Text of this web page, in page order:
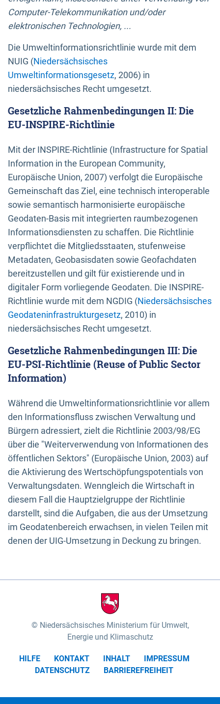
Computer-Telekommunikation und/oder
elektronischen Technologien, ...
Die Umweltinformationsrichtlinie wurde mit dem
NUIG (Niedersächsisches
Umweltinformationsgesetz, 2006) in
niedersächsisches Recht umgesetzt.
Gesetzliche Rahmenbedingungen II: Die
EU-INSPIRE-Richtlinie
Mit der INSPIRE-Richtlinie (Infrastructure for Spatial
Information in the European Community,
Europäische Union, 2007) verfolgt die Europäische
Gemeinschaft das Ziel, eine technisch interoperable
sowie semantisch harmonisierte europäische
Geodaten-Basis mit integrierten raumbezogenen
Informationsdiensten zu schaffen. Die Richtlinie
verpflichtet die Mitgliedsstaaten, stufenweise
Metadaten, Geobasisdaten sowie Geofachdaten
bereitzustellen und gilt für existierende und in
digitaler Form vorliegende Geodaten. Die INSPIRE-
Richtlinie wurde mit dem NGDIG (Niedersächsisches
Geodateninfrastrukturgesetz, 2010) in
niedersächsisches Recht umgesetzt.
Gesetzliche Rahmenbedingungen III: Die
EU-PSI-Richtlinie (Reuse of Public Sector
Information)
Während die Umweltinformationsrichtlinie vor allem
den Informationsfluss zwischen Verwaltung und
Bürgern adressiert, zielt die Richtlinie 2003/98/EG
über die "Weiterverwendung von Informationen des
öffentlichen Sektors" (Europäische Union, 2003) auf
die Aktivierung des Wertschöpfungspotentials von
Verwaltungsdaten. Wenngleich die Wirtschaft in
diesem Fall die Hauptzielgruppe der Richtlinie
darstellt, sind die Aufgaben, die aus der Umsetzung
im Geodatenbereich erwachsen, in vielen Teilen mit
denen der UIG-Umsetzung in Deckung zu bringen.
Niedersächsisches Ministerium für Umwelt,
Energie und Klimaschutz
HILFE KONTAKT INHALT
IMPRESSUM
DATENSCHUTZ
BARRIEREFREIHEIT